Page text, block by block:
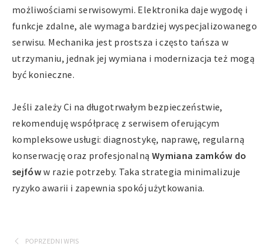
możliwościami serwisowymi. Elektronika daje wygodę i
funkcje zdalne, ale wymaga bardziej wyspecjalizowanego
serwisu. Mechanika jest prostsza i często tańsza w
utrzymaniu, jednak jej wymiana i modernizacja też mogą
być konieczne.
Jeśli zależy Ci na długotrwałym bezpieczeństwie,
rekomenduję współpracę z serwisem oferującym
kompleksowe usługi: diagnostykę, naprawę, regularną
konserwację oraz profesjonalną Wymiana zamków do
sejfóww razie potrzeby. Taka strategia minimalizuje
ryzyko awarii i zapewnia spokój użytkowania.
POPRZEDNI WPIS